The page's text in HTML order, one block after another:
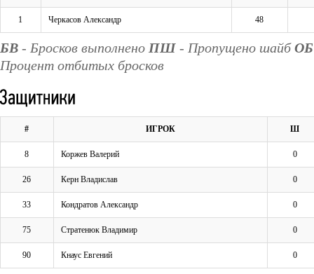
1 Черкасов Александр 48
БВ - Бросков выполнено ПШ - Пропущено шайб ОБ
Процент отбитых бросков
# ИГРОК Ш
8 Коржев Валерий 0
26 Керн Владислав 0
33 Кондратов Александр 0
75 Стратенюк Владимир 0
90 Кнаус Евгений 0